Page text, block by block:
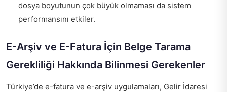
dosya boyutunun çok büyük olmaması da sistem
performansını etkiler.
E-Arşiv ve E-Fatura İçin Belge Tarama
Gerekliliği Hakkında Bilinmesi Gerekenler
Türkiye’de e-fatura ve e-arşiv uygulamaları, Gelir İdaresi